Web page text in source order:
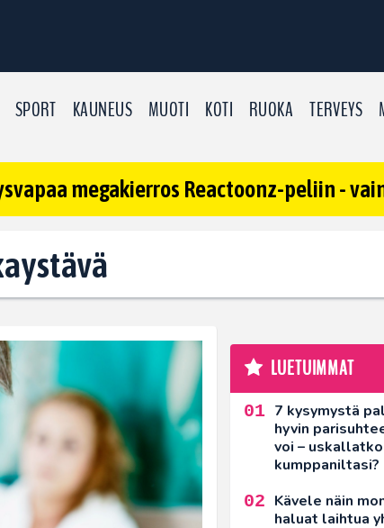
SPORT KAUNEUS MUOTI KOTI RUOKA TERVEYS
megakierros Reactoonz-peliin -
LUETUIMMAT
7 kysymystä
hyvin
voi –
kumppaniltasi?
Kävele näin
haluat laihtua